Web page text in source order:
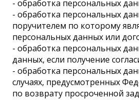
- обработка персональных
- обработка персональных
поручителем по которому
персональных данных или
- обработка персональных
данных, если получение
- обработка персональных
случаях, предусмотренных
по возврату просроченной